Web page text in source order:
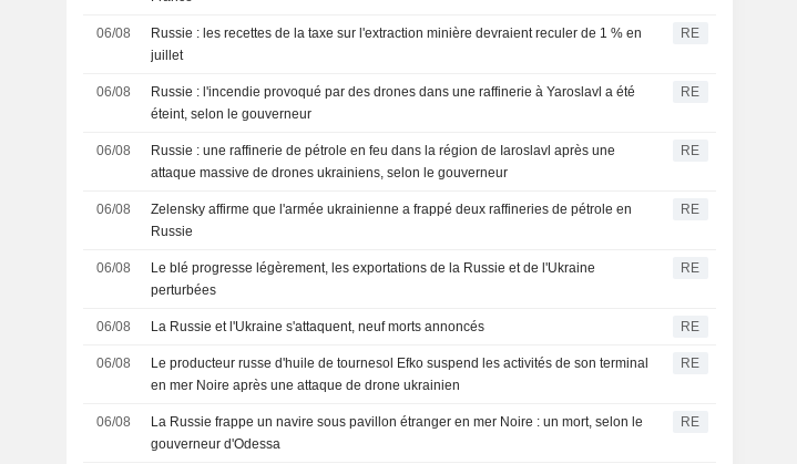
06/08
Russie : les recettes de la taxe sur l'extraction minière devraient reculer de 1 % en
juillet
RE
06/08
Russie : l'incendie provoqué par des drones dans une raffinerie à Yaroslavl a été
éteint, selon le gouverneur
RE
06/08
Russie : une raffinerie de pétrole en feu dans la région de Iaroslavl après une
attaque massive de drones ukrainiens, selon le gouverneur
RE
06/08
Zelensky affirme que l'armée ukrainienne a frappé deux raffineries de pétrole en
Russie
RE
06/08
Le blé progresse légèrement, les exportations de la Russie et de l'Ukraine
perturbées
RE
06/08 La Russie et l'Ukraine s'attaquent, neuf morts annoncés RE
06/08
Le producteur russe d'huile de tournesol Efko suspend les activités de son terminal
en mer Noire après une attaque de drone ukrainien
RE
06/08
La Russie frappe un navire sous pavillon étranger en mer Noire : un mort, selon le
gouverneur d'Odessa
RE